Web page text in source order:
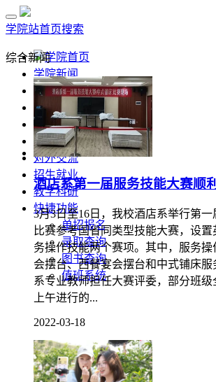
学院站首页搜索
学院首页
学院新闻
部门风采
通知公告
招标公示
媒体关注
对外交流
招生就业
教学科研
快捷功能
单招报名
录取查询
图书查询
值班系统
综合新闻
酒店系第一届服务技能大赛顺
3月3日至16日，我校酒店系举行第一
比赛参考国省同类型技能大赛，设
务操作技能两个赛项。其中，服务
会摆台、西餐宴会摆台和中式铺床
系专业教师担任大赛评委，部分班级
上午进行的...
2022-03-18